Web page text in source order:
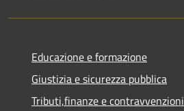
Educazione e formazione
Giustizia e sicurezza pubblica
Tributi,finanze e contravvenzioni